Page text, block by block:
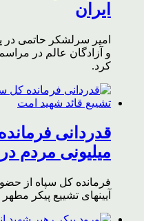
ایران
امیر سرلشکر حاتمی
و آزادگان عالم در
کرد.
قدردانی
میلیونی مردم
فرمانده کل سپاه از
آیینهای تشییع پیکر